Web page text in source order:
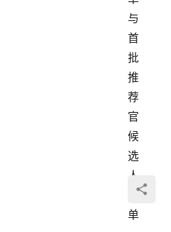
与
首
批
推
荐
官
候
选
人
名
单